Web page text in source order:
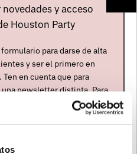
y acceso
Houston Party
para darse de alta
y ser el primero en
en cuenta que para
newsletter distinta. Para
un mensaje a